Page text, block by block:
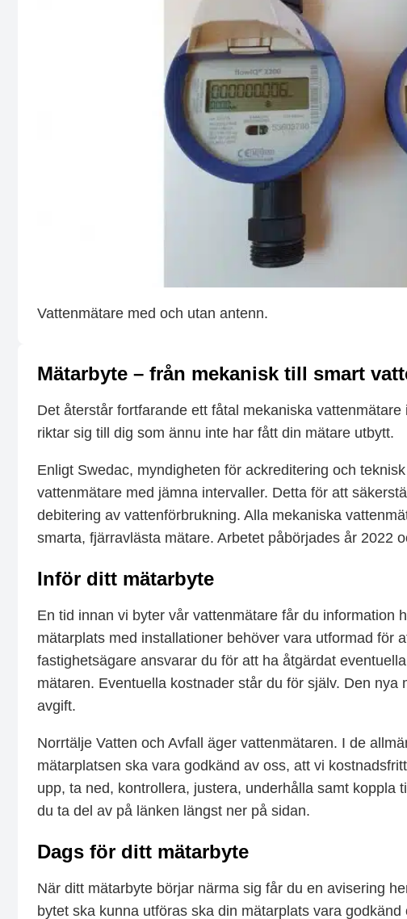
Vattenmätare med och utan antenn.
Mätarbyte – från mekanisk till smart
Det återstår fortfarande ett fåtal mekaniska
riktar sig till dig som ännu inte har fått din mätare utbytt.
Enligt Swedac, myndigheten för ackreditering och
vattenmätare med jämna intervaller. Detta för att
debitering av vattenförbrukning. Alla mekaniska
smarta, fjärravlästa mätare. Arbetet påbörjades år 2022
Inför ditt mätarbyte
En tid innan vi byter vår vattenmätare får du information
mätarplats med installationer behöver vara utformad för
fastighetsägare ansvarar du för att ha åtgärdat
mätaren. Eventuella kostnader står du för själv. Den
avgift.
Norrtälje Vatten och Avfall äger vattenmätaren. I de
mätarplatsen ska vara godkänd av oss, att vi
upp, ta ned, kontrollera, justera, underhålla samt koppla
du ta del av på länken längst ner på sidan.
Dags för ditt mätarbyte
När ditt mätarbyte börjar närma sig får du en avisering
bytet ska kunna utföras ska din mätarplats vara